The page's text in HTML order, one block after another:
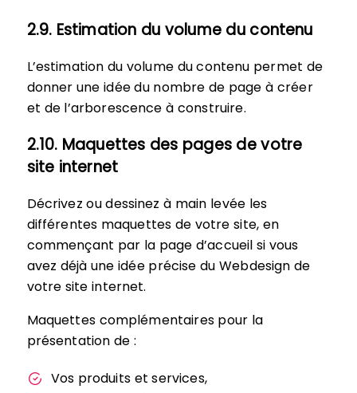
2.9. Estimation du volume du contenu
L’estimation du volume du contenu permet de
donner une idée du nombre de page à créer
et de l’arborescence à construire.
2.10. Maquettes des pages de votre
site internet
Décrivez ou dessinez à main levée les
différentes maquettes de votre site, en
commençant par la page d’accueil si vous
avez déjà une idée précise du Webdesign de
votre site internet.
Maquettes complémentaires pour la
présentation de :
Vos produits et services,